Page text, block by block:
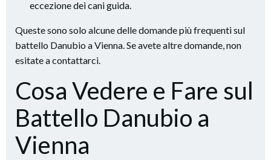
eccezione dei cani guida.
Queste sono solo alcune delle domande più frequenti sul
battello Danubio a Vienna. Se avete altre domande, non
esitate a contattarci.
Cosa Vedere e Fare sul
Battello Danubio a
Vienna